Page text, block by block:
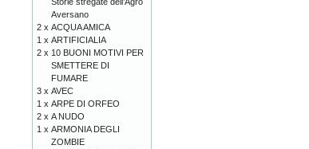
Aversano
2 x ACQUA AMICA
1 x ARTIFICIALIA
2 x 10 BUONI MOTIVI PER
SMETTERE DI
FUMARE
3 x AVEC
1 x ARPE DI ORFEO
2 x A NUDO
1 x ARMONIA DEGLI
ZOMBIE